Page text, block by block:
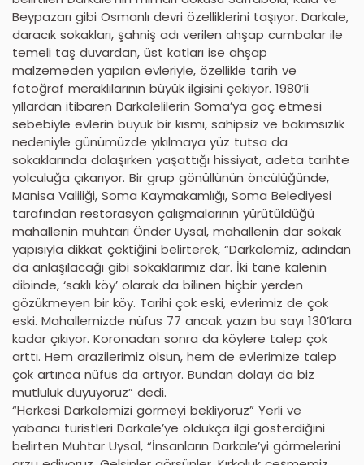
Beypazarı gibi Osmanlı devri özelliklerini taşıyor. Darkale,
daracık sokakları, şahniş adı verilen ahşap cumbalar ile
temeli taş duvardan, üst katları ise ahşap
malzemeden yapılan evleriyle, özellikle tarih ve
fotoğraf meraklılarının büyük ilgisini çekiyor. 1980’li
yıllardan itibaren Darkalelilerin Soma’ya göç etmesi
sebebiyle evlerin büyük bir kısmı, sahipsiz ve bakımsızlık
nedeniyle günümüzde yıkılmaya yüz tutsa da
sokaklarında dolaşırken yaşattığı hissiyat, adeta tarihte
yolculuğa çıkarıyor. Bir grup gönüllünün öncülüğünde,
Manisa Valiliği, Soma Kaymakamlığı, Soma Belediyesi
tarafından restorasyon çalışmalarının yürütüldüğü
mahallenin muhtarı Önder Uysal, mahallenin dar sokak
yapısıyla dikkat çektiğini belirterek, “Darkalemiz, adından
da anlaşılacağı gibi sokaklarımız dar. İki tane kalenin
dibinde, ‘saklı köy’ olarak da bilinen hiçbir yerden
gözükmeyen bir köy. Tarihi çok eski, evlerimiz de çok
eski. Mahallemizde nüfus 77 ancak yazın bu sayı 130’lara
kadar çıkıyor. Koronadan sonra da köylere talep çok
arttı. Hem arazilerimiz olsun, hem de evlerimize talep
çok artınca nüfus da artıyor. Bundan dolayı da biz
mutluluk duyuyoruz” dedi.
“Herkesi Darkalemizi görmeyi bekliyoruz” Yerli ve
yabancı turistleri Darkale’ye oldukça ilgi gösterdiğini
belirten Muhtar Uysal, “İnsanların Darkale’yi görmelerini